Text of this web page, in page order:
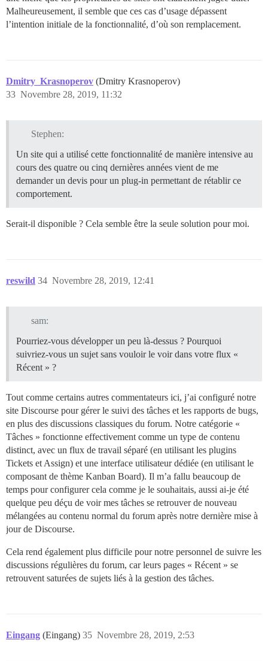
Malheureusement, il semble que ces cas d’usage dépassent
l’intention initiale de la fonctionnalité, d’où son remplacement.
Dmitry_Krasnoperov (Dmitry Krasnoperov)
Novembre 28, 2019, 11:32
33
Stephen:
Un site qui a utilisé cette fonctionnalité de manière intensive au
cours des quatre ou cinq dernières années vient de me
demander un devis pour un plug-in permettant de rétablir ce
comportement.
Serait-il disponible ? Cela semble être la seule solution pour moi.
reswild Novembre 28, 2019, 12:41
34
sam:
Pourriez-vous développer un peu là-dessus ? Pourquoi
suivriez-vous un sujet sans vouloir le voir dans votre flux «
Récent » ?
Tout comme certains autres commentateurs ici, j’ai configuré notre
site Discourse pour gérer le suivi des tâches et les rapports de bugs,
en plus des discussions classiques du forum. Notre catégorie «
Tâches » fonctionne effectivement comme un type de contenu
distinct, avec un flux de travail séparé (en utilisant les plugins
Tickets et Assign) et une interface utilisateur dédiée (en utilisant le
composant de thème Kanban Board). Il m’a fallu beaucoup de
temps pour configurer cela comme je le souhaitais, aussi ai-je été
quelque peu déçu de voir mes tâches se retrouver de nouveau
mélangées au contenu normal du forum après notre dernière mise à
jour de Discourse.
Cela rend également plus difficile pour notre personnel de suivre les
discussions régulières du forum, car leurs pages « Récent » se
retrouvent saturées de sujets liés à la gestion des tâches.
Eingang (Eingang) Novembre 28, 2019, 2:53
35